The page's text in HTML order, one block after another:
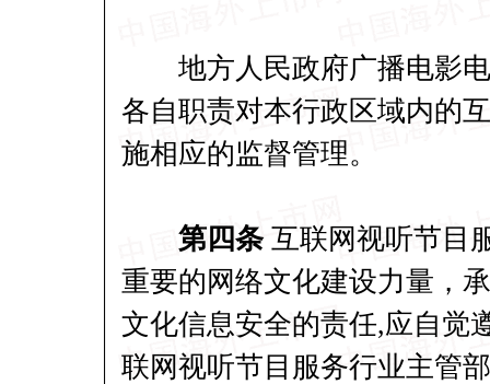
地方人民政府广播电影电
各自职责对本行政区域内的
施相应的监督管理。
第四条互联网视听节目
重要的网络文化建设力量，
文化信息安全的责任,应自觉
联网视听节目服务行业主管